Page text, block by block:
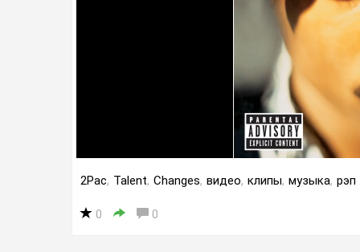
2Pac, Talent, Changes, видео, клипы, музыка, рэп
0 0